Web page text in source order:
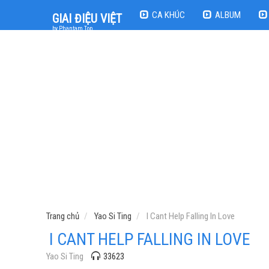
GIAI ĐIỆU VIỆT
by Phantam Top
CA KHÚC ALBUM
Trang chủ Yao Si Ting I Cant Help Falling In Love
I CANT HELP FALLING IN LOVE
Yao Si Ting 33623